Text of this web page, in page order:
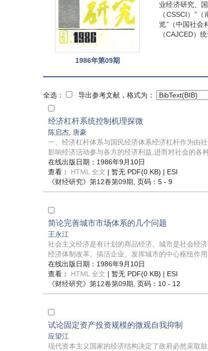
1986年第09期
业经济研究、
（CSSCI）”
览”（中国社会
（CAJCED）
全选： 导出参考文献，格式为：
经济杠杆系统控制机理探微
陈启杰
唐豪
一、经济杠杆体系与国民经济体系经济杠杆作为由
影响经济活动参与各方的经济利益,进而对社会的各
在线出版日期：1986年9月10日
查看： HTML 全文 | 暂无 PDF(0 KB) | ESI
《财经研究》 第12卷第09期 , 页码：5 - 9
简论完善城市市场体系的几个问题
王永江
社会主义经济是有计划的商品经济。城市是社会经
经济体制改革、搞活企业、发挥城市的中心枢纽作用
在线出版日期：1986年9月10日
查看： HTML 全文 | 暂无 PDF(0 KB) | ESI
《财经研究》 第12卷第09期 , 页码：10 - 12
试论固定资产投资规模的微观自我抑制
应望江
现代资本主义国家的经济结构决定了政府必然采取